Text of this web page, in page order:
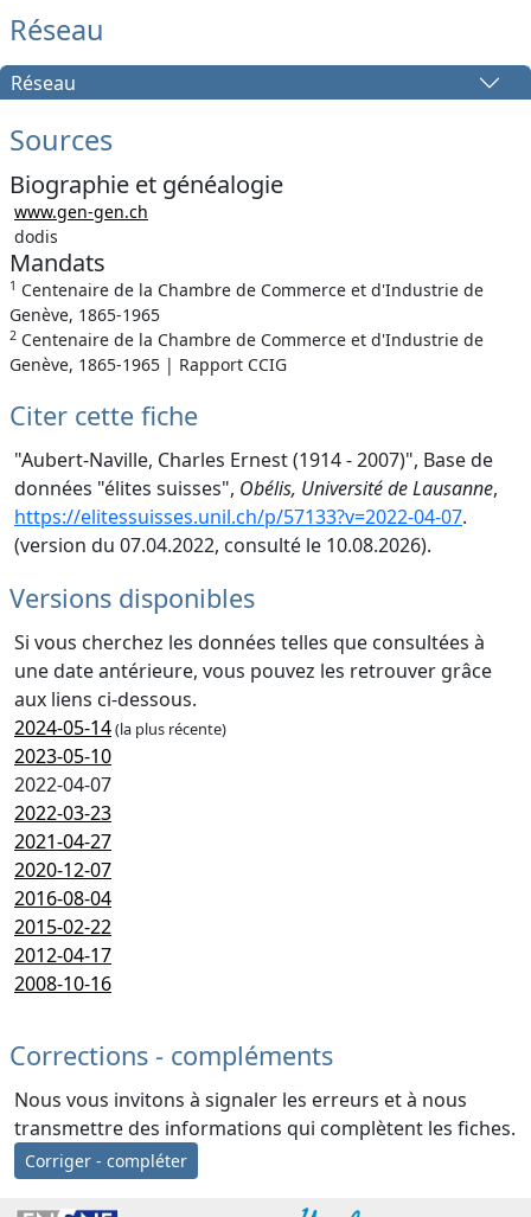
Réseau
Réseau
Sources
Biographie et généalogie
www.gen-gen.ch
dodis
Mandats
1 Centenaire de la Chambre de Commerce et d'Industrie de
Genève, 1865-1965
2 Centenaire de la Chambre de Commerce et d'Industrie de
Genève, 1865-1965 | Rapport CCIG
Citer cette fiche
"Aubert-Naville, Charles Ernest (1914 - 2007)", Base de
données "élites suisses", Obélis, Université de Lausanne,
https://elitessuisses.unil.ch/p/57133?v=2022-04-07.
(version du 07.04.2022, consulté le 10.08.2026).
Versions disponibles
Si vous cherchez les données telles que consultées à
une date antérieure, vous pouvez les retrouver grâce
aux liens ci-dessous.
2024-05-14(la plus récente)
2023-05-10
2022-04-07
2022-03-23
2021-04-27
2020-12-07
2016-08-04
2015-02-22
2012-04-17
2008-10-16
Corrections - compléments
Nous vous invitons à signaler les erreurs et à nous
transmettre des informations qui complètent les fiches.
Corriger - compléter